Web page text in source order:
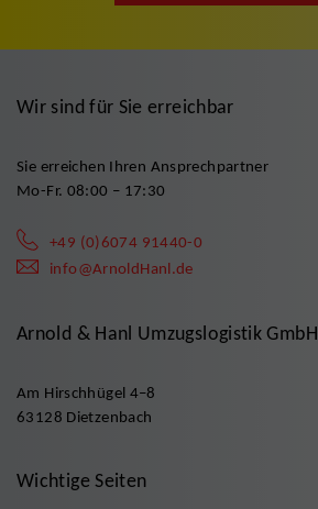
Wir sind für Sie erreichbar
Sie erreichen Ihren Ansprechpartner
Mo-Fr. 08:00 – 17:30
+49 (0)6074 91440-0
info@ArnoldHanl.de
Arnold & Hanl Umzugslogistik GmbH
Am Hirschhügel 4–8
63128 Dietzenbach
Wichtige Seiten